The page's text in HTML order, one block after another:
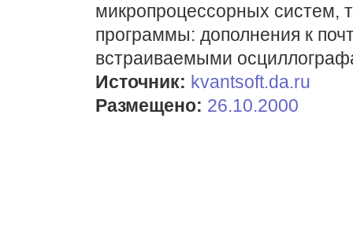
микропроцессорных систем,
программы: дополнения к
встраиваемыми
Источник: kvantsoft.da.ru
Размещено: 26.10.2000